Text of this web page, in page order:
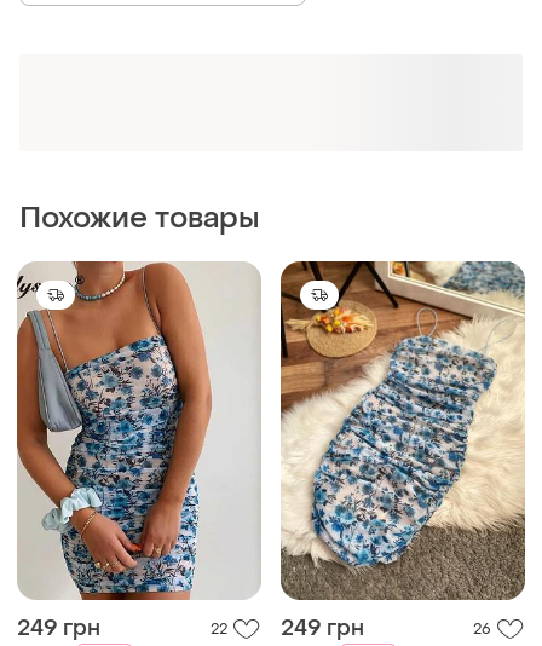
249 грн
299 грн -17%
Oh Polly
Сукня oh polly🩵
и еще 1
249 грн 26
299 грн -17%
Oh Polly
Сукня oh polly💙
и еще 1